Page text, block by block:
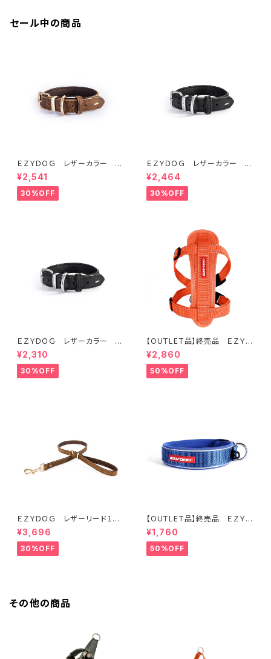
セール中の商品
ＥＺＹＤＯＧ レザーカラー M
(全2色)
¥2,541
30%OFF
ＥＺＹＤＯＧ レザーカラー S
(全2色)
¥2,464
30%OFF
ＥＺＹＤＯＧ レザーカラー X
XS (全2色)
¥2,310
30%OFF
【OUTLET品】終売品 ＥＺＹＤ
¥2,860
50%OFF
ＥＺＹＤＯＧ レザーリード１０６
ｃｍ（全2色）
¥3,696
30%OFF
【OUTLET品】終売品 ＥＺＹＤ
ＯＧ ネオカラー L ブルー
¥1,760
50%OFF
その他の商品